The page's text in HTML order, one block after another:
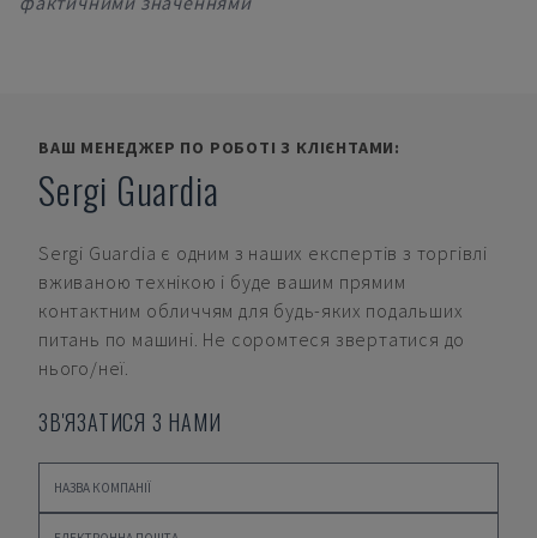
ВАШ МЕНЕДЖЕР ПО РОБОТІ З КЛІЄНТАМИ:
Sergi Guardia
Sergi Guardia є одним з наших експертів з торгівлі
вживаною технікою і буде вашим прямим
контактним обличчям для будь-яких подальших
питань по машині. Не соромтеся звертатися до
нього/неї.
ЗВ'ЯЗАТИСЯ З НАМИ